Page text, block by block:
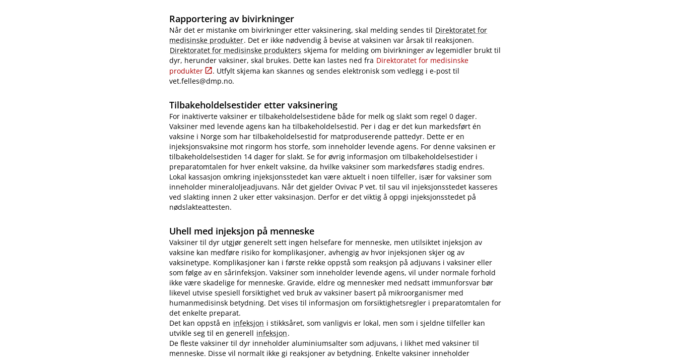
Rapportering av bivirkninger
Når det er mistanke om bivirkninger etter vaksinering, skal melding sendes til Direktoratet for
medisinske produkter. Det er ikke nødvendig å bevise at vaksinen var årsak til reaksjonen.
Direktoratet for medisinske produkters skjema for melding om bivirkninger av legemidler brukt til
dyr, herunder vaksiner, skal brukes. Dette kan lastes ned fra Direktoratet for medisinske
produkter
. Utfylt skjema kan skannes og sendes elektronisk som vedlegg i e-post til
vet.felles@dmp.no.
Tilbakeholdelsestider etter vaksinering
For inaktiverte vaksiner er tilbakeholdelsestidene både for melk og slakt som regel 0 dager.
Vaksiner med levende agens kan ha tilbakeholdelsestid. Per i dag er det kun markedsført én
vaksine i Norge som har tilbakeholdelsestid for matproduserende pattedyr. Dette er en
injeksjonsvaksine mot ringorm hos storfe, som inneholder levende agens. For denne vaksinen er
tilbakeholdelsestiden 14 dager for slakt. Se for øvrig informasjon om tilbakeholdelsestider i
preparatomtalen for hver enkelt vaksine, da hvilke vaksiner som markedsføres stadig endres.
Lokal kassasjon omkring injeksjonsstedet kan være aktuelt i noen tilfeller, især for vaksiner som
inneholder mineraloljeadjuvans. Når det gjelder Ovivac P vet. til sau vil injeksjonsstedet kasseres
ved slakting innen 2 uker etter vaksinasjon. Derfor er det viktig å oppgi injeksjonsstedet på
nødslakteattesten.
Uhell med injeksjon på menneske
Vaksiner til dyr utgjør generelt sett ingen helsefare for menneske, men utilsiktet injeksjon av
vaksine kan medføre risiko for komplikasjoner, avhengig av hvor injeksjonen skjer og av
vaksinetype. Komplikasjoner kan i første rekke oppstå som reaksjon på adjuvans i vaksiner eller
som følge av en sårinfeksjon. Vaksiner som inneholder levende agens, vil under normale forhold
ikke være skadelige for menneske. Gravide, eldre og mennesker med nedsatt immunforsvar bør
likevel utvise spesiell forsiktighet ved bruk av vaksiner basert på mikroorganismer med
humanmedisinsk betydning. Det vises til informasjon om forsiktighetsregler i preparatomtalen for
det enkelte preparat.
Det kan oppstå en infeksjon i stikksåret, som vanligvis er lokal, men som i sjeldne tilfeller kan
utvikle seg til en generell infeksjon.
De fleste vaksiner til dyr inneholder aluminiumsalter som adjuvans, i likhet med vaksiner til
menneske. Disse vil normalt ikke gi reaksjoner av betydning. Enkelte vaksiner inneholder